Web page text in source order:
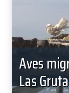
Aves
Las